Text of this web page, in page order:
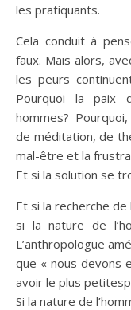
les pratiquants.
Cela conduit à
faux. Mais alors,
les peurs
Pourquoi la paix
hommes?
de méditation, de
mal-être et la
Et si la solution se
Et si la recherche
si la nature de
L’anthropologue
que « nous devons
avoir le plus
Si la nature de